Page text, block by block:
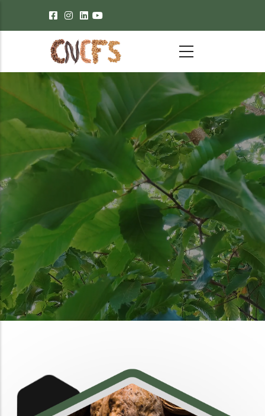
Passar para o conteúdo principal